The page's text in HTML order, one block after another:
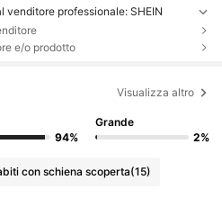
venditore professionale: SHEIN
e/o prodotto
Visualizza altro
94%
Grande
2%
con schiena scoperta(15)